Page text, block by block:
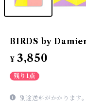
BIRDS by
¥ 3,850
残り1点
別途送料がかかります